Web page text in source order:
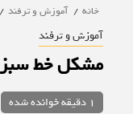
خانه آموزش و ترفند
آموزش و ترفند
مشکل خط
1 دقیقه خوانده شده